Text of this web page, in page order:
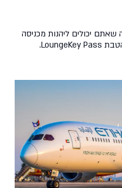
יכולים ליהנות מכניסה
ללאונג' בטיסה הבאה שלכם כחלק מהטבת LoungeKey Pass.
וחדשים מבצעים עסקה של